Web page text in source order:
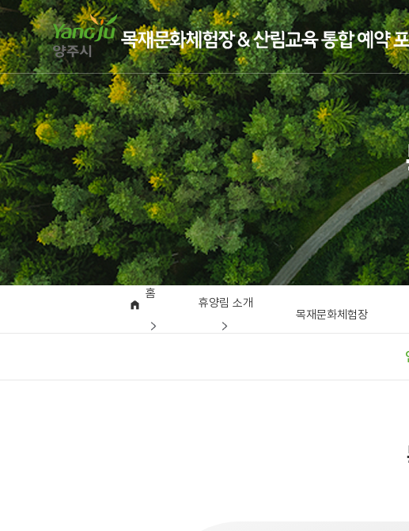
홈
휴양림 소개
목재문화체험장